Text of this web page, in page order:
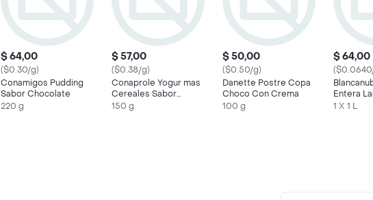
$ 64,00
($0.30/g)
Conamigos Pudding
Sabor Chocolate
220 g
$ 57,00
($0.38/g)
Conaprole Yogur mas
Cereales Sabor
Natural
150 g
$ 50,00
($0.50/g)
Danette Postre Copa
Choco Con Crema
100 g
$ 64,00
Entera
Líquida
1 X 1 L